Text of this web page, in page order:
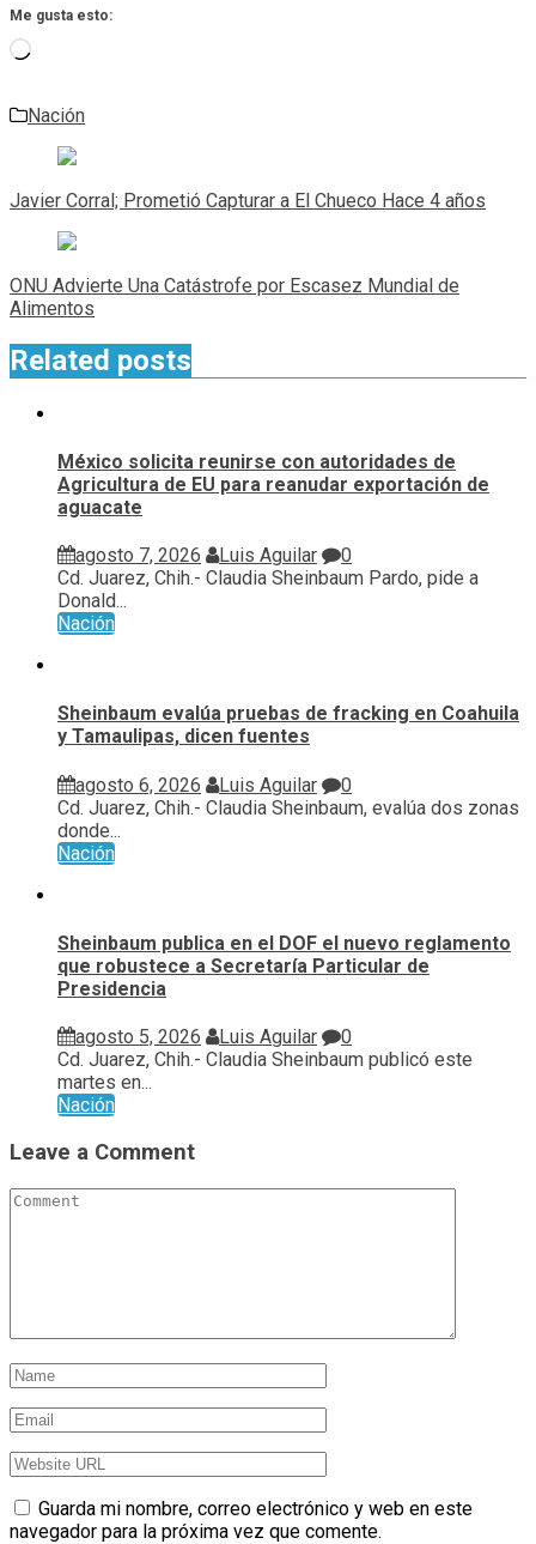
Me gusta esto:
Cargando...
Nación
Navegación
de
entradas
Javier Corral; Prometió Capturar a El Chueco Hace 4 años
ONU Advierte Una Catástrofe por Escasez Mundial de
Alimentos
Related posts
México solicita reunirse con autoridades de
Agricultura de EU para reanudar exportación de
aguacate
agosto 7, 2026 Luis Aguilar
0
Cd. Juarez, Chih.- Claudia Sheinbaum Pardo, pide a
Donald...
Nación
Sheinbaum evalúa pruebas de fracking en Coahuila
y Tamaulipas, dicen fuentes
agosto 6, 2026 Luis Aguilar
0
Cd. Juarez, Chih.- Claudia Sheinbaum, evalúa ⁠dos zonas
donde...
Nación
Sheinbaum publica en el DOF el nuevo reglamento
que robustece a Secretaría Particular de
Presidencia
agosto 5, 2026 Luis Aguilar
0
Cd. Juarez, Chih.- Claudia Sheinbaum publicó este
martes en...
Nación
Leave a Comment
Guarda mi nombre, correo electrónico y web en este
navegador para la próxima vez que comente.